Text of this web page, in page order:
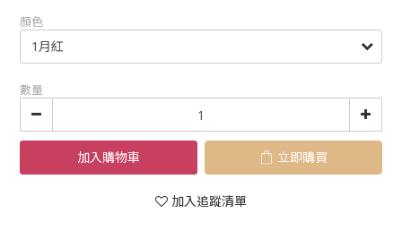
顏色
數量
加入購物車 立即購買
加入追蹤清單